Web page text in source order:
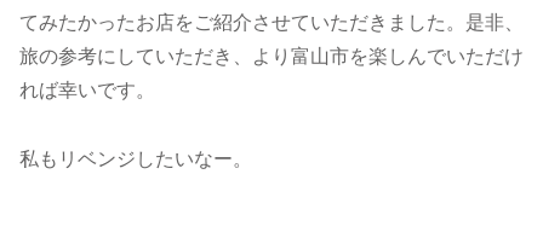
てみたかったお店をご紹介させていただきました。是非、
旅の参考にしていただき、より富山市を楽しんでいただけ
れば幸いです。
私もリベンジしたいなー。